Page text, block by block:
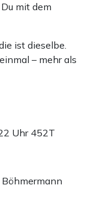
mit dem
ist dieselbe.
– mehr als
Uhr 452T